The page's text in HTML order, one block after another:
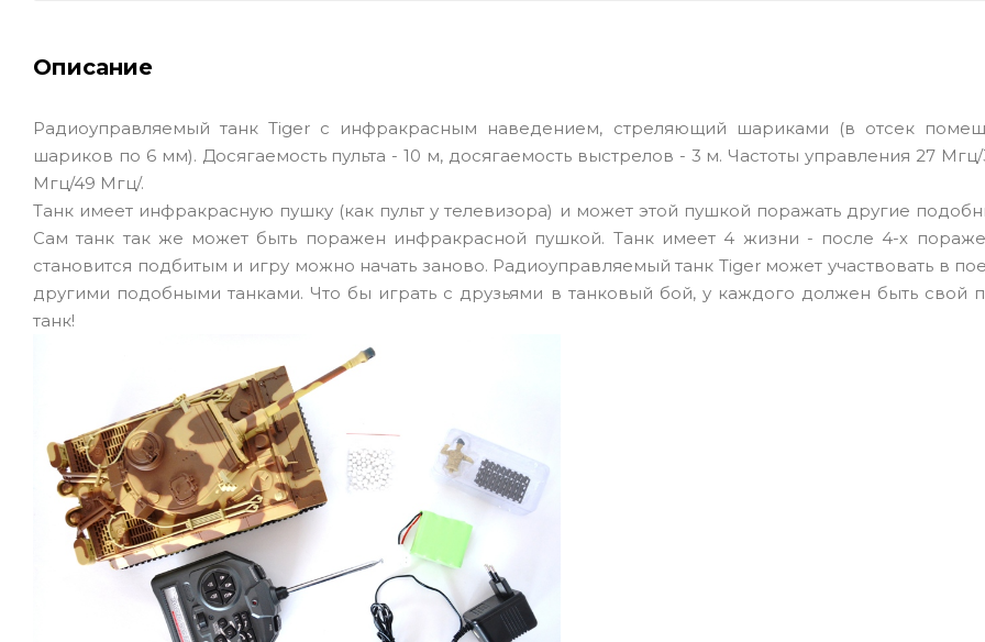
Описание
Радиоуправляемый танк Tiger с инфракрасным наведением, стреляющий шариками (в отсек
шариков по 6 мм). Досягаемость пульта - 10 м, досягаемость выстрелов - 3 м. Частоты управления 27
Мгц/49 Мгц/.
Танк имеет инфракрасную пушку (как пульт у телевизора) и может этой пушкой поражать другие
Сам танк так же может быть поражен инфракрасной пушкой. Танк имеет 4 жизни - после 4-х
становится подбитым и игру можно начать заново. Радиоуправляемый танк Tiger может участвовать в
другими подобными танками. Что бы играть с друзьями в танковый бой, у каждого должен быть свой
танк!